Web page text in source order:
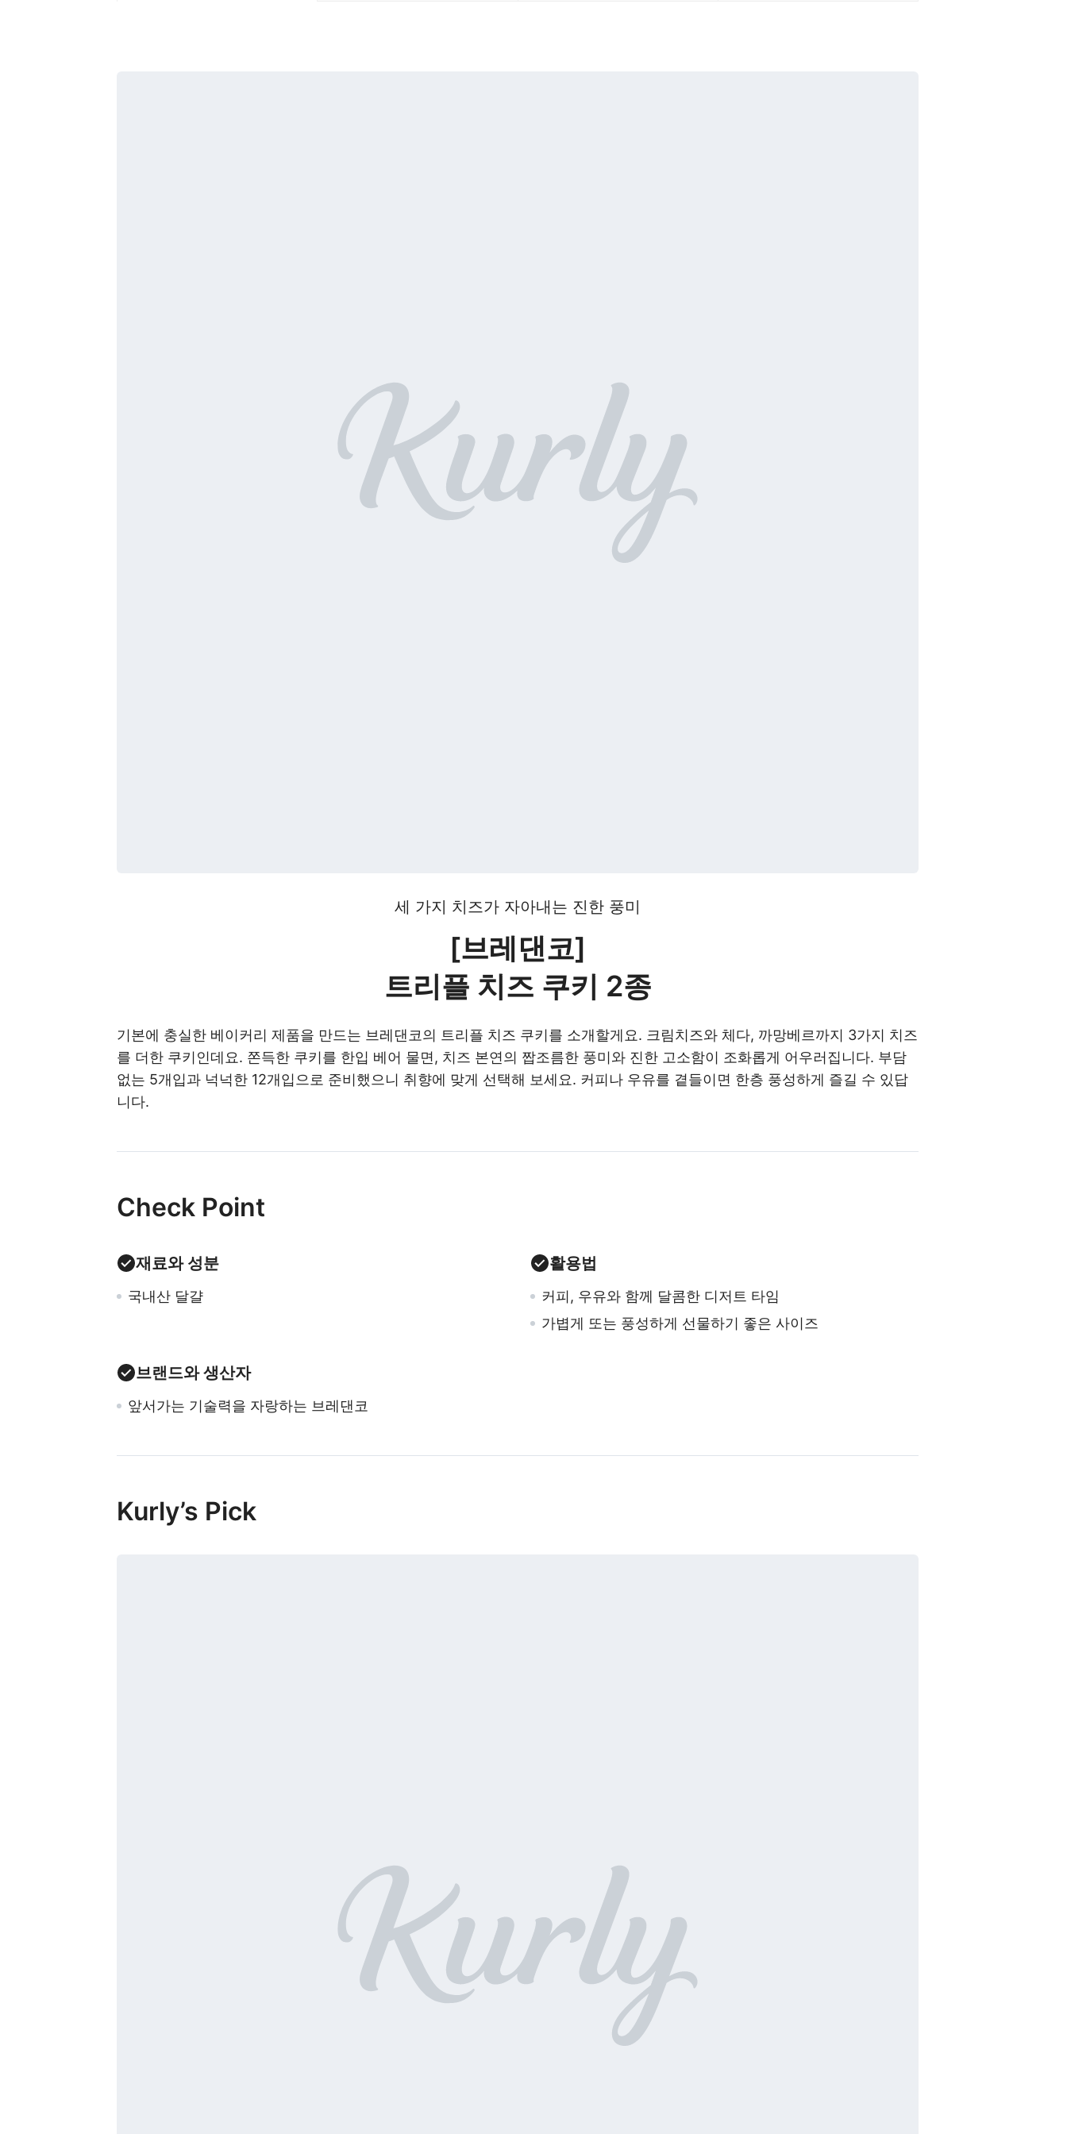
세 가지 치즈가 자아내는 진한 풍미
[브레댄코]
트리플 치즈 쿠키 2종
기본에 충실한 베이커리 제품을 만드는 브레댄코의 트리플 치즈 쿠키를 소개할게요. 크림치즈와 체다, 까망베르까지 3가지 치즈
를 더한 쿠키인데요. 쫀득한 쿠키를 한입 베어 물면, 치즈 본연의 짭조름한 풍미와 진한 고소함이 조화롭게 어우러집니다. 부담
없는 5개입과 넉넉한 12개입으로 준비했으니 취향에 맞게 선택해 보세요. 커피나 우유를 곁들이면 한층 풍성하게 즐길 수 있답
니다.
Check Point
재료와 성분
국내산 달걀
활용법
커피, 우유와 함께 달콤한 디저트 타임
가볍게 또는 풍성하게 선물하기 좋은 사이즈
브랜드와 생산자
앞서가는 기술력을 자랑하는 브레댄코
Kurly’s Pick